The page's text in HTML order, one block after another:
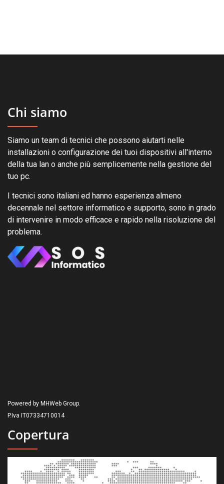
Chi siamo
Siamo un team di tecnici che possono aiutarti nelle
installazioni o configurazione dei tuoi dispositivi all'interno
della tua lan o anche più semplicemente nella gestione del
tuo pc.
I tecnici sono italiani ed hanno esperienza almeno
decennale nel settore informatico e supporto, sono in grado
di intervenire in modo efficace e rapido nella risoluzione del
problema.
Powered by MHWeb Group.
P.Iva IT07334710014
Copertura